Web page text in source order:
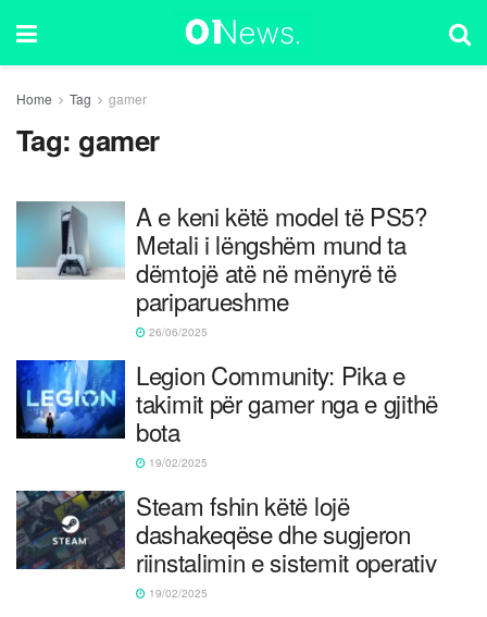
Home Tag gamer
Tag: gamer
A e keni këtë model të PS5?
Metali i lëngshëm mund ta
dëmtojë atë në mënyrë të
pariparueshme
26/06/2025
Legion Community: Pika e
takimit për gamer nga e gjithë
bota
19/02/2025
Steam fshin këtë lojë
dashakeqëse dhe sugjeron
riinstalimin e sistemit operativ
19/02/2025